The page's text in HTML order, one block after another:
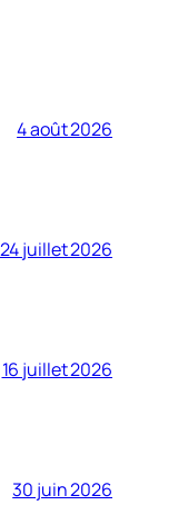
4 août 2026
24 juillet 2026
16 juillet 2026
30 juin 2026